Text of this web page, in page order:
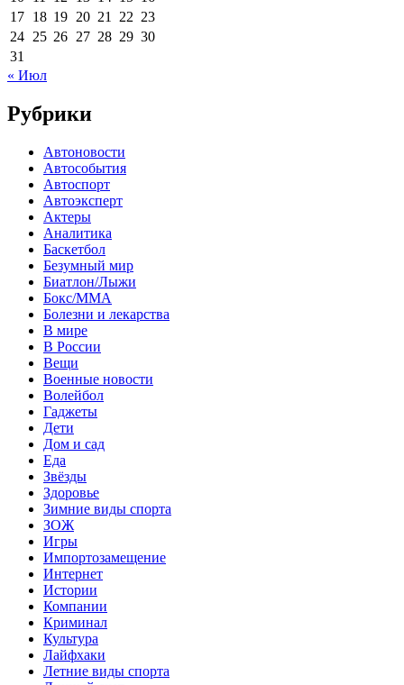
17 18 19 20 21 22 23
24 25 26 27 28 29 30
31
« Июл
Рубрики
Автоновости
Автособытия
Автоспорт
Автоэксперт
Актеры
Аналитика
Баскетбол
Безумный мир
Биатлон/Лыжи
Бокс/MMA
Болезни и лекарства
В мире
В России
Вещи
Военные новости
Волейбол
Гаджеты
Дети
Дом и сад
Еда
Звёзды
Здоровье
Зимние виды спорта
ЗОЖ
Игры
Импортозамещение
Интернет
Истории
Компании
Криминал
Культура
Лайфхаки
Летние виды спорта